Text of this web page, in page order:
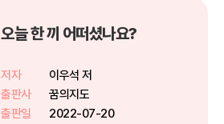
오늘 한 끼 어떠셨나요?
저자
이우석 저
출판사
꿈의지도
출판일
2022-07-20